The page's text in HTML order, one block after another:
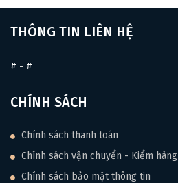
THÔNG TIN LIÊN HỆ
# - #
CHÍNH SÁCH
Chính sách thanh toán
Chính sách vận chuyển - Kiểm hàng
Chính sách bảo mật thông tin